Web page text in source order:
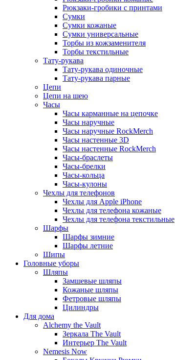
Рюкзаки-гробики с принтами
Сумки
Сумки кожаные
Сумки универсальные
Торбы из кожзаменителя
Торбы текстильные
Тату-рукава
Тату-рукава одиночные
Тату-рукава парные
Цепи
Цепи на шею
Часы
Часы карманные на цепочке
Часы наручные
Часы наручные RockMerch
Часы настенные 3D
Часы настенные RockMerch
Часы-браслеты
Часы-брелки
Часы-кольца
Часы-кулоны
Чехлы для телефонов
Чехлы для Apple iPhone
Чехлы для телефона кожаные
Чехлы для телефона текстильные
Шарфы
Шарфы зимние
Шарфы летние
Шипы
Головные уборы
Шляпы
Замшевые шляпы
Кожаные шляпы
Фетровые шляпы
Цилиндры
Для дома
Alchemy the Vault
Зеркала The Vault
Интерьер The Vault
Nemesis Now